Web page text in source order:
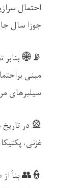
احتمال
جوزا سال
📡🌐بنابر
مبنی
سیلبرهای
🎡 درتاریخ
غزنی،
👮👥بناًاز